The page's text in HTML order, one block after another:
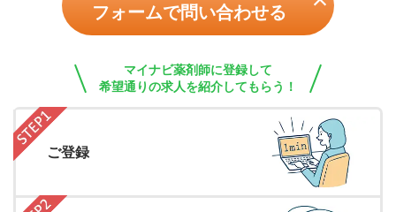
フォームで問い合わせる
マイナビ薬剤師に登録して
希望通りの求人を紹介してもらう！
ご登録